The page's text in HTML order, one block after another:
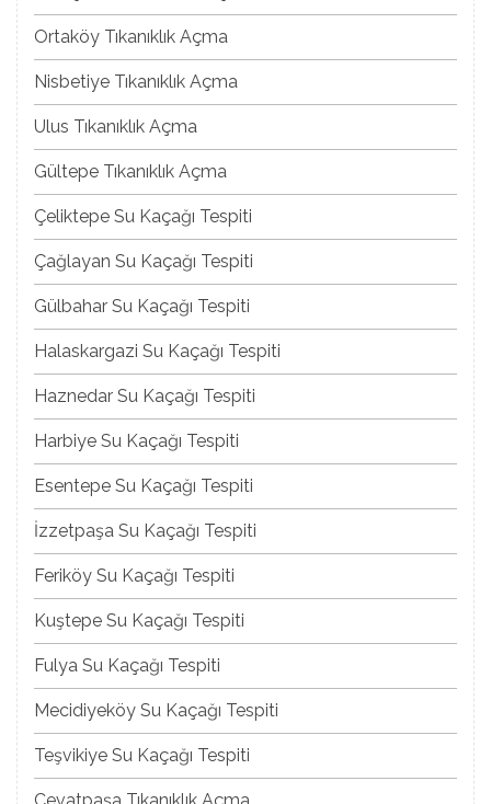
Ortaköy Tıkanıklık Açma
Nisbetiye Tıkanıklık Açma
Ulus Tıkanıklık Açma
Gültepe Tıkanıklık Açma
Çeliktepe Su Kaçağı Tespiti
Çağlayan Su Kaçağı Tespiti
Gülbahar Su Kaçağı Tespiti
Halaskargazi Su Kaçağı Tespiti
Haznedar Su Kaçağı Tespiti
Harbiye Su Kaçağı Tespiti
Esentepe Su Kaçağı Tespiti
İzzetpaşa Su Kaçağı Tespiti
Feriköy Su Kaçağı Tespiti
Kuştepe Su Kaçağı Tespiti
Fulya Su Kaçağı Tespiti
Mecidiyeköy Su Kaçağı Tespiti
Teşvikiye Su Kaçağı Tespiti